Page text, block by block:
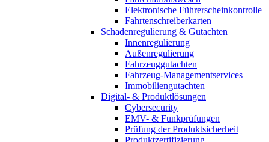
Elektronische Führerscheinkontrolle
Fahrtenschreiberkarten
Schadenregulierung & Gutachten
Innenregulierung
Außenregulierung
Fahrzeuggutachten
Fahrzeug-Managementservices
Immobiliengutachten
Digital- & Produktlösungen
Cybersecurity
EMV- & Funkprüfungen
Prüfung der Produktsicherheit
Produktzertifizierung